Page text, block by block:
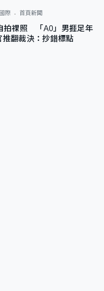
際 首頁新聞
拍祼照 「A0」男捱足年
翻裁決：抄錯標點